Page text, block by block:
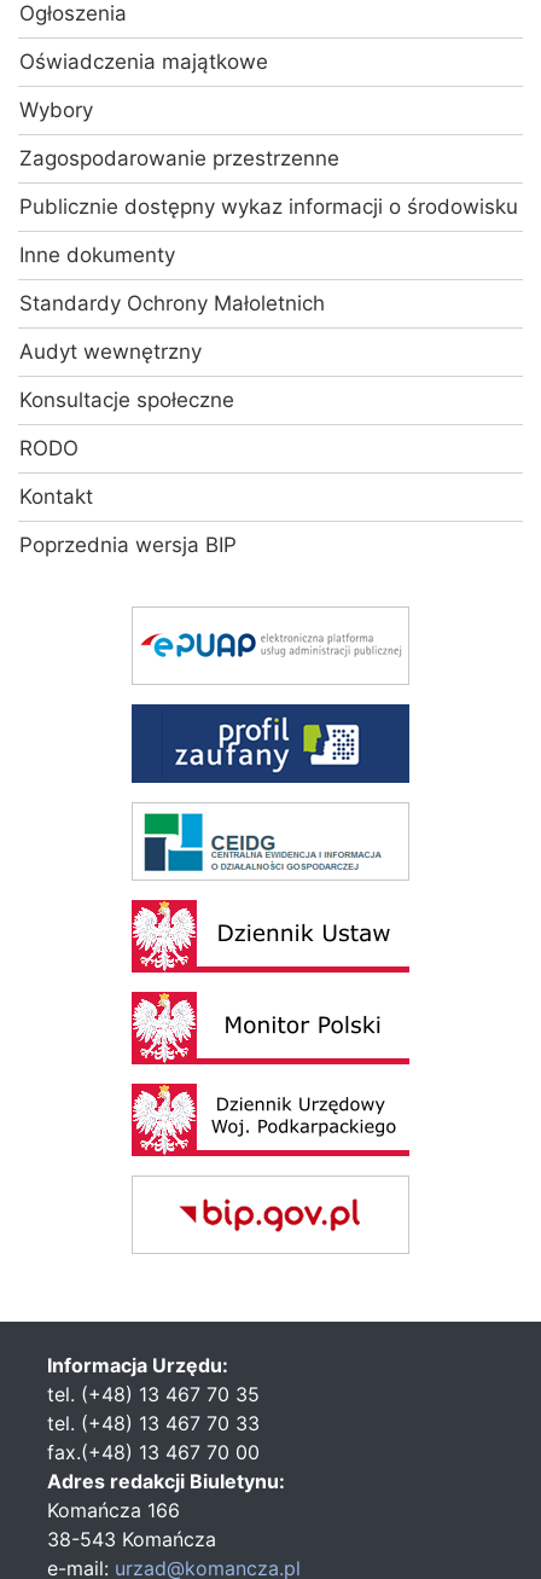
Ogłoszenia
Oświadczenia majątkowe
Wybory
Zagospodarowanie przestrzenne
Publicznie dostępny wykaz informacji o środowisku
Inne dokumenty
Standardy Ochrony Małoletnich
Audyt wewnętrzny
Konsultacje społeczne
RODO
Kontakt
Poprzednia wersja BIP
Informacja Urzędu:
tel. (+48) 13 467 70 35
tel. (+48) 13 467 70 33
fax.(+48) 13 467 70 00
Adres redakcji Biuletynu:
Komańcza 166
38-543 Komańcza
e-mail: urzad@komancza.pl